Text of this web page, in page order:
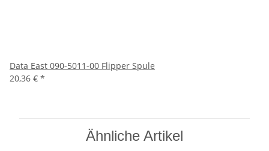
Data East 090-5011-00 Flipper Spule
20,36 € *
Ähnliche Artikel